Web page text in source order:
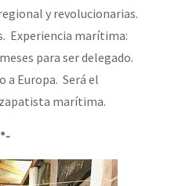
y revolucionarias.
Experiencia marítima:
para ser delegado.
a Europa. Será el
marítima.